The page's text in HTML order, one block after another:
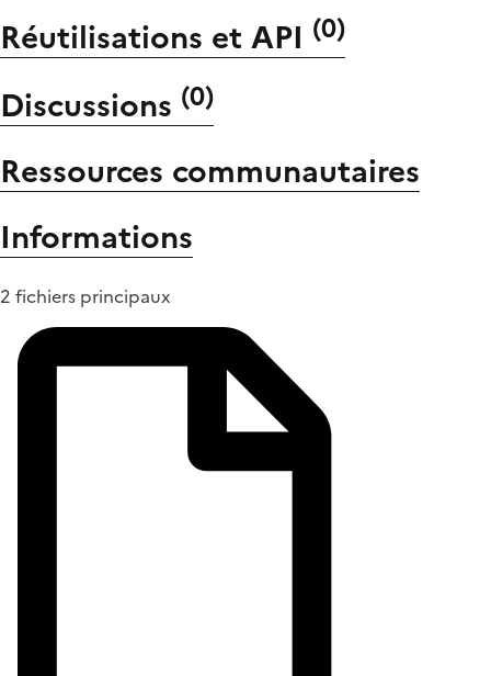
Réutilisations et API (0)
Discussions (0)
Ressources communautaires
Informations
2 fichiers principaux